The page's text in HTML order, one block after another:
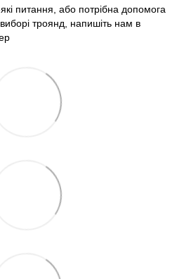
питання, або потрібна допомога
троянд, напишіть нам в